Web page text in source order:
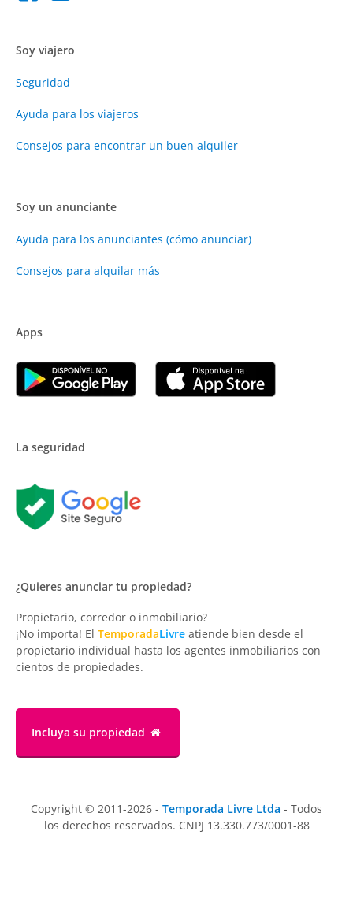
Soy viajero
Seguridad
Ayuda para los viajeros
Consejos para encontrar un buen alquiler
Soy un anunciante
Ayuda para los anunciantes (cómo anunciar)
Consejos para alquilar más
Apps
La seguridad
¿Quieres anunciar tu propiedad?
Propietario, corredor o inmobiliario?
¡No importa! El TemporadaLivre atiende bien desde el
propietario individual hasta los agentes inmobiliarios con
cientos de propiedades.
Incluya su propiedad
Copyright © 2011-2026 - Temporada Livre Ltda - Todos
los derechos reservados. CNPJ 13.330.773/0001-88